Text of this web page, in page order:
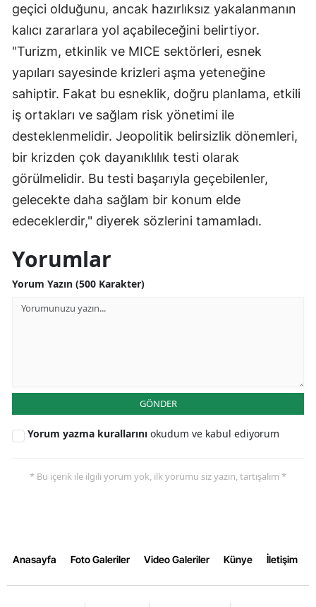
geçici olduğunu, ancak hazırlıksız yakalanmanın
kalıcı zararlara yol açabileceğini belirtiyor.
"Turizm, etkinlik ve MICE sektörleri, esnek
yapıları sayesinde krizleri aşma yeteneğine
sahiptir. Fakat bu esneklik, doğru planlama, etkili
iş ortakları ve sağlam risk yönetimi ile
desteklenmelidir. Jeopolitik belirsizlik dönemleri,
bir krizden çok dayanıklılık testi olarak
görülmelidir. Bu testi başarıyla geçebilenler,
gelecekte daha sağlam bir konum elde
edeceklerdir," diyerek sözlerini tamamladı.
Yorumlar
Yorum Yazın (500 Karakter)
GÖNDER
Yorum yazma kurallarını okudum ve kabul ediyorum
* Bu içerik ile ilgili yorum yok, ilk yorumu siz yazın, tartışalım *
Anasayfa Foto Galeriler Video Galeriler Künye İletişim